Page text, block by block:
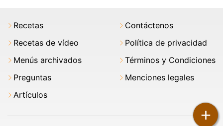
+
Recetas
Recetas de vídeo
Menús archivados
Preguntas
Artículos
Contáctenos
Política de privacidad
Términos y Condiciones
Menciones legales